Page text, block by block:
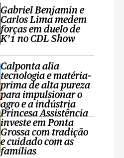
Gabriel Benjamin e
Carlos Lima medem
forças em duelo de
K’1 no CDL Show
Calponta alia
tecnologia e matéria-
prima de alta pureza
para impulsionar o
agro e a indústria
Princesa Assistência
investe em Ponta
Grossa com tradição
e cuidado com as
famílias